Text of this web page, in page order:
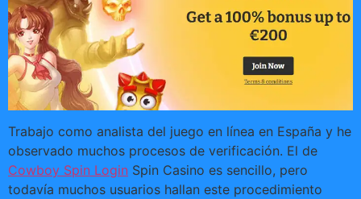
Trabajo como analista del juego en línea en España y he
observado muchos procesos de verificación. El de
Cowboy Spin Login Spin Casino es sencillo, pero
todavía muchos usuarios hallan este procedimiento